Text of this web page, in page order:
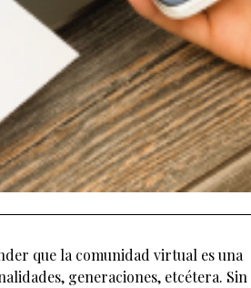
que la comunidad virtual es una
generaciones, etcétera. Sin